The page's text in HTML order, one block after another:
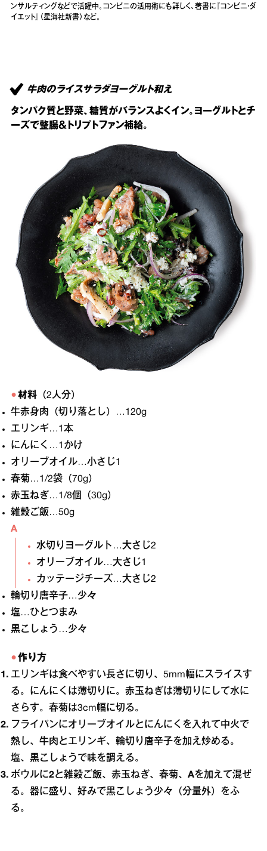
ンサルティングなどで活躍中。コンビニの活用術にも詳しく、著書に『コンビニ・ダ
イエット』（星海社新書）など。
牛肉のライスサラダヨーグルト和え
タンパク質と野菜、糖質がバランスよくイン。ヨーグルトとチ
ーズで整腸＆トリプトファン補給。
材料 （2人分）
牛赤身肉（切り落とし）…120g
エリンギ…1本
にんにく…1かけ
オリーブオイル…小さじ1
春菊…1/2袋（70g）
赤玉ねぎ…1/8個（30g）
雑穀ご飯…50g
A
水切りヨーグルト…大さじ2
オリーブオイル…大さじ1
カッテージチーズ…大さじ2
輪切り唐辛子…少々
塩…ひとつまみ
黒こしょう…少々
作り方
エリンギは食べやすい長さに切り、5mm幅にスライスす
る。にんにくは薄切りに。赤玉ねぎは薄切りにして水に
さらす。春菊は3cm幅に切る。
フライパンにオリーブオイルとにんにくを入れて中火で
熱し、牛肉とエリンギ、輪切り唐辛子を加え炒める。
塩、黒こしょうで味を調える。
ボウルに2と雑穀ご飯、赤玉ねぎ、春菊、 Aを加えて混ぜ
る。器に盛り、好みで黒こしょう少々（分量外）をふ
る。